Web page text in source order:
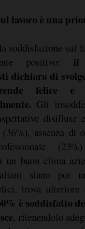
lavoro è una
soddisfazione sul
positivo: il
dichiara di
felice e
Gli
disilluse
assenza di
un buon clima
siano poi
trova ulteriore
è soddisfatto
, ritenendolo